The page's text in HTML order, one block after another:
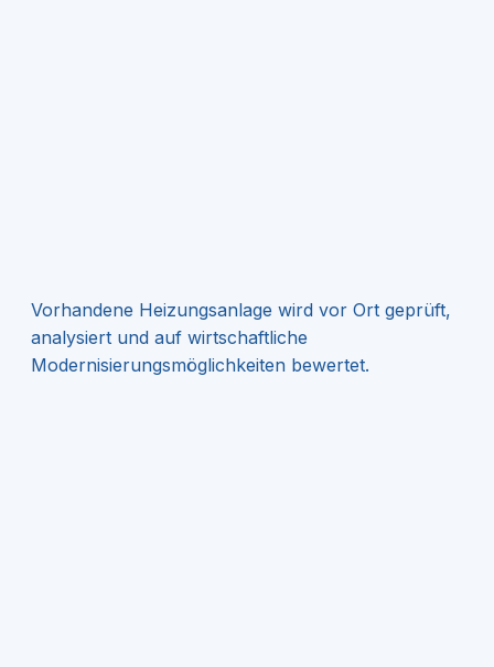
Vorhandene Heizungsanlage wird vor Ort geprüft,
analysiert und auf wirtschaftliche
Modernisierungsmöglichkeiten bewertet.